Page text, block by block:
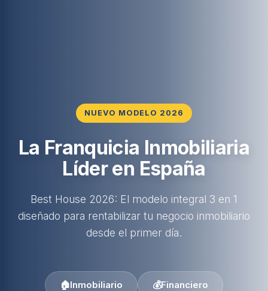
NUEVO MODELO 2026
La Franquicia Inmobiliaria
Líder en España
Best House 2026: El modelo integral 3 en 1
diseñado para rentabilizar tu negocio inmobiliario
desde el primer día.
🏠Inmobiliario 💰Financiero